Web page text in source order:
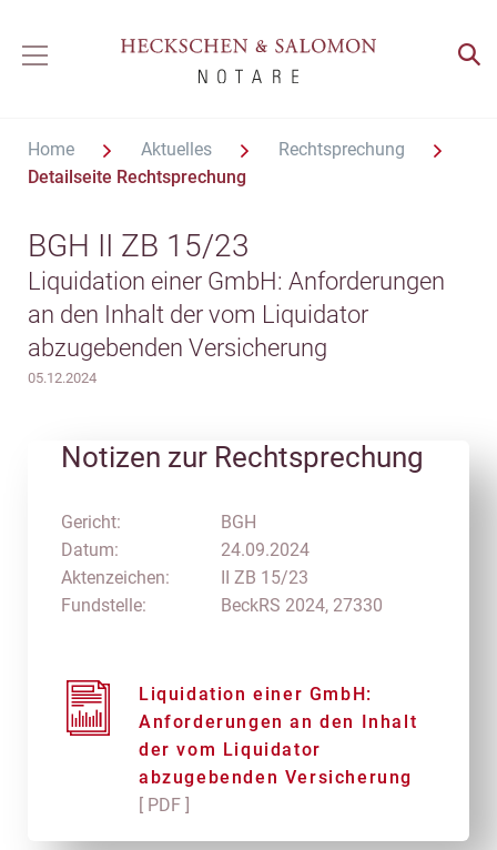
Home Aktuelles
Rechtsprechung
Detailseite Rechtsprechung
BGH II ZB 15/23
Liquidation einer GmbH: Anforderungen
an den Inhalt der vom Liquidator
abzugebenden Versicherung
05.12.2024
Notizen zur Rechtsprechung
Gericht:
Datum:
Aktenzeichen:
Fundstelle:
BGH
24.09.2024
II ZB 15/23
BeckRS 2024, 27330
Liquidation einer GmbH:
Anforderungen an den Inhalt
der vom Liquidator
abzugebenden Versicherung
[ PDF ]